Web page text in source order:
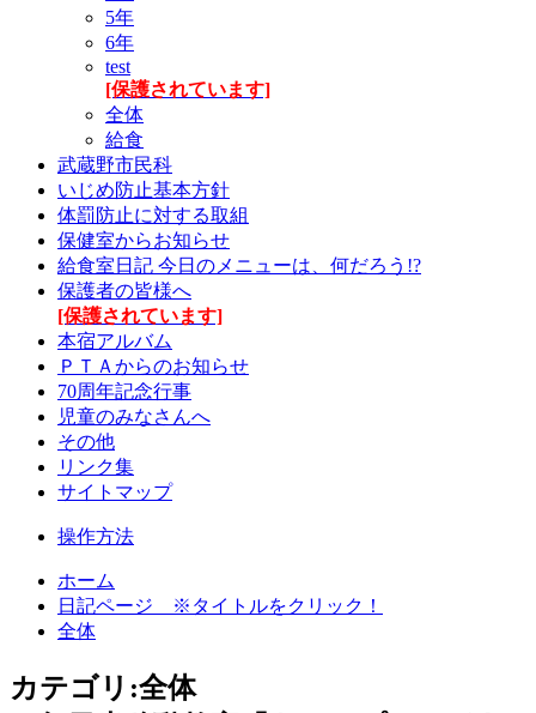
5年
6年
test
[保護されています]
全体
給食
武蔵野市民科
いじめ防止基本方針
体罰防止に対する取組
保健室からお知らせ
給食室日記 今日のメニューは、何だろう!?
保護者の皆様へ
[保護されています]
本宿アルバム
ＰＴＡからのお知らせ
70周年記念行事
児童のみなさんへ
その他
リンク集
サイトマップ
操作方法
ホーム
日記ページ ※タイトルをクリック！
全体
カテゴリ:全体